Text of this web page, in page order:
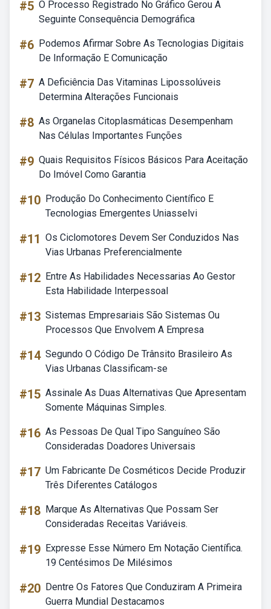
#5 O Processo Registrado No Gráfico Gerou A
Seguinte Consequência Demográfica
#6 Podemos Afirmar Sobre As Tecnologias Digitais
De Informação E Comunicação
#7 A Deficiência Das Vitaminas Lipossolúveis
Determina Alterações Funcionais
#8 As Organelas Citoplasmáticas Desempenham
Nas Células Importantes Funções
#9 Quais Requisitos Físicos Básicos Para Aceitação
Do Imóvel Como Garantia
#10 Produção Do Conhecimento Científico E
Tecnologias Emergentes Uniasselvi
#11 Os Ciclomotores Devem Ser Conduzidos Nas
Vias Urbanas Preferencialmente
#12 Entre As Habilidades Necessarias Ao Gestor
Esta Habilidade Interpessoal
#13 Sistemas Empresariais São Sistemas Ou
Processos Que Envolvem A Empresa
#14 Segundo O Código De Trânsito Brasileiro As
Vias Urbanas Classificam-se
#15 Assinale As Duas Alternativas Que Apresentam
Somente Máquinas Simples.
#16 As Pessoas De Qual Tipo Sanguíneo São
Consideradas Doadores Universais
#17 Um Fabricante De Cosméticos Decide Produzir
Três Diferentes Catálogos
#18 Marque As Alternativas Que Possam Ser
Consideradas Receitas Variáveis.
#19 Expresse Esse Número Em Notação Científica.
19 Centésimos De Milésimos
#20 Dentre Os Fatores Que Conduziram A Primeira
Guerra Mundial Destacamos